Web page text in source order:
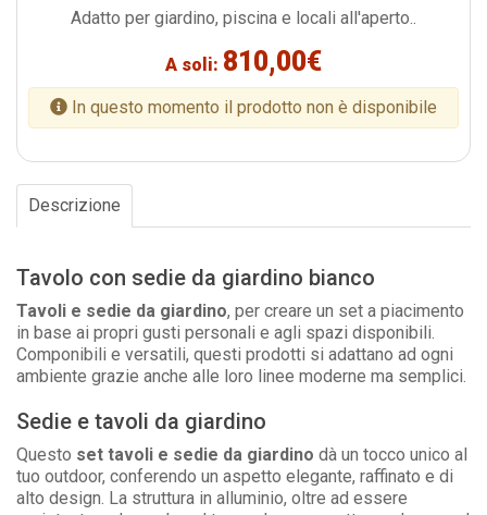
Adatto per giardino, piscina e locali all'aperto..
A soli: 810,00€
In questo momento il prodotto non è disponibile
Descrizione
Tavolo con sedie da giardino bianco
Tavoli e sedie da giardino, per creare un set a piacimento
in base ai propri gusti personali e agli spazi disponibili.
Componibili e versatili, questi prodotti si adattano ad ogni
ambiente grazie anche alle loro linee moderne ma semplici.
Sedie e tavoli da giardino
Questo set tavoli e sedie da giardino dà un tocco unico al
tuo outdoor, conferendo un aspetto elegante, raffinato e di
alto design. La struttura in alluminio, oltre ad essere